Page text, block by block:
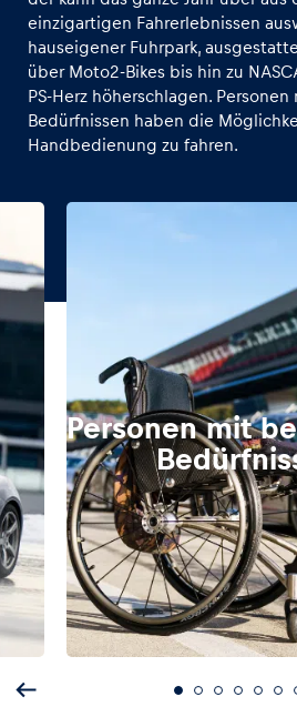
einzigartigen Fahrerlebnissen
hauseigener Fuhrpark,
über Moto2-Bikes bis hin zu
PS-Herz höherschlagen.
Bedürfnissen haben die
Handbedienung zu fahren.
Personen mit